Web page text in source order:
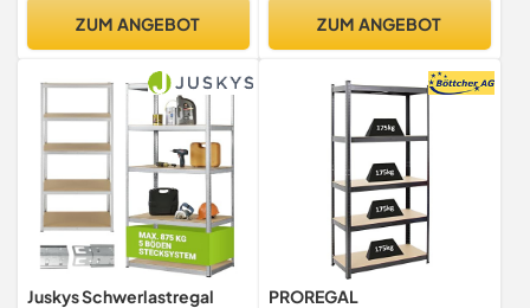
66 x 120 cm, vintagebraun-
ZUM ANGEBOT ZUM ANGEBOT
Juskys Schwerlastregal
PROREGAL